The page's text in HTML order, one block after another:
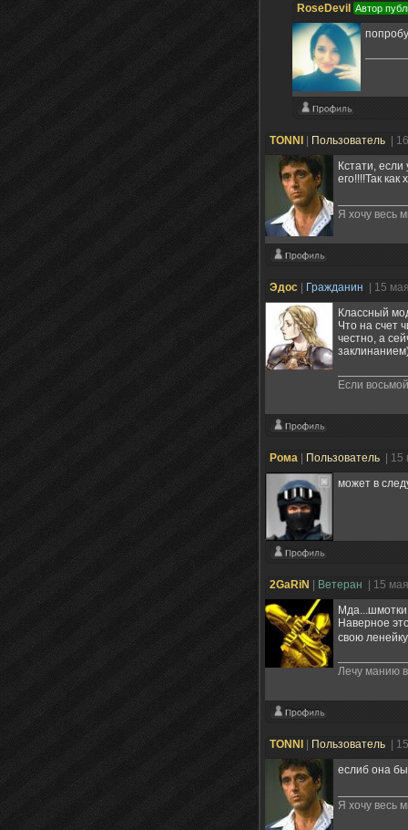
RoseDevil Автор
TONNI | Пользователь |
Кстати, если
его!!!!Так
Я хочу весь
Эдос | Гражданин | 15
Классный
Что на счет
честно, а
Если
Рома | Пользователь | 15
может в
2GaRiN | Ветеран | 15
Мда...шмотки
Наверное
свою
Лечу манию
TONNI | Пользователь |
еслиб она
Я хочу весь